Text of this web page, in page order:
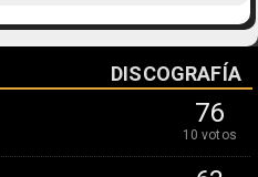
DISCOGRAFÍA
76
10 votos